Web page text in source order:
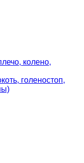
колено,
голеностоп,